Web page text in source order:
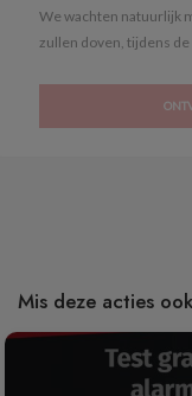
We wachten natuurlijk
zullen doven, tijdens
Mis deze acties